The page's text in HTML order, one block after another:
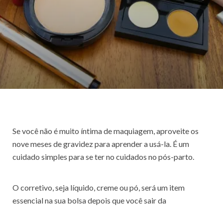
Se você não é muito íntima de maquiagem, aproveite os
nove meses de gravidez para aprender a usá-la. É um
cuidado simples para se ter no cuidados no pós-parto.
O corretivo, seja líquido, creme ou pó, será um item
essencial na sua bolsa depois que você sair da